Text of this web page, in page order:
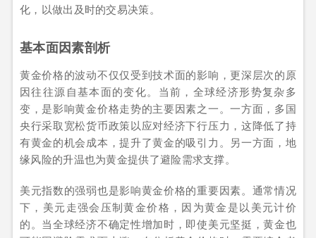
化，以做出及时的交易决策。
基本面因素剖析
黄金价格的波动不仅仅受到技术面的影响，更深层次的原
因往往源自基本面的变化。当前，全球经济形势复杂多
变，是影响黄金价格走势的主要因素之一。一方面，多国
央行采取宽松货币政策以应对经济下行压力，这降低了持
有黄金的机会成本，提升了黄金的吸引力。另一方面，地
缘风险的升温也为黄金提供了避险需求支撑。
美元指数的强弱也是影响黄金价格的重要因素。通常情况
下，美元走强会压制黄金价格，因为黄金是以美元计价
的。当全球经济不确定性增加时，即使美元坚挺，黄金也